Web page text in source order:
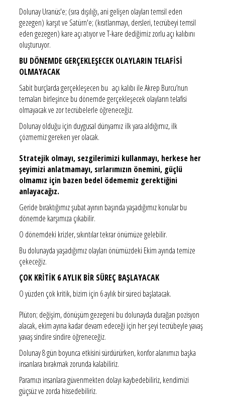
Dolunay Uranüs'e; (sıra dışılığı, ani gelişen olayları temsil eden
gezegen) karşıt ve Satürn'e; (kısıtlanmayı, dersleri, tecrübeyi temsil
eden gezegen) kare açı atıyor ve T-kare dediğimiz zorlu açı kalıbını
oluşturuyor.
BU DÖNEMDE GERÇEKLEŞECEK OLAYLARIN TELAFİSİ
OLMAYACAK
Sabit burçlarda gerçekleşecen bu açı kalıbı ile Akrep Burcu’nun
temaları birleşince bu dönemde gerçekleşecek olayların telafisi
olmayacak ve zor tecrübelerle öğreneceğiz.
Dolunay olduğu için duygusal dünyamız ilk yara aldığımız, ilk
çözmemiz gereken yer olacak.
Stratejik olmayı, sezgilerimizi kullanmayı, herkese her
şeyimizi anlatmamayı, sırlarımızın önemini, güçlü
olmamız için bazen bedel ödememiz gerektiğini
anlayacağız.
Geride bıraktığımız şubat ayının başında yaşadığımız konular bu
dönemde karşımıza çıkabilir.
O dönemdeki krizler, sıkıntılar tekrar önümüze gelebilir.
Bu dolunayda yaşadığımız olayları önümüzdeki Ekim ayında temize
çekeceğiz.
ÇOK KRİTİK 6 AYLIK BİR SÜREÇ BAŞLAYACAK
O yüzden çok kritik, bizim için 6 aylık bir süreci başlatacak.
Plüton; değişim, dönüşüm gezegeni bu dolunayda durağan pozisyon
alacak, ekim ayına kadar devam edeceği için her şeyi tecrübeyle yavaş
yavaş sindire sindire öğreneceğiz.
Dolunay 8 gün boyunca etkisini sürdürürken, konfor alanımızı başka
insanlara bırakmak zorunda kalabiliriz.
Paramızı insanlara güvenmekten dolayı kaybedebiliriz, kendimizi
güçsüz ve zorda hissedebiliriz.